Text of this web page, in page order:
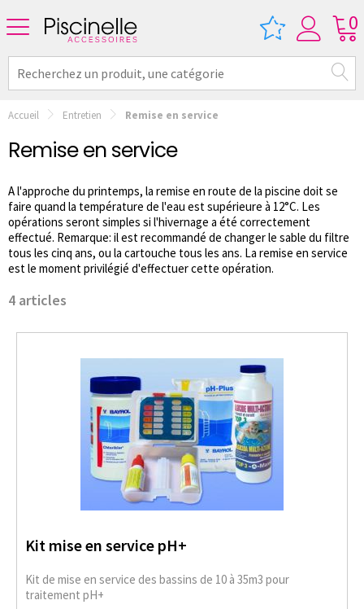
0
Accueil Entretien Remise en service
Remise en service
A l'approche du printemps, la remise en route de la piscine doit se
faire quand la température de l'eau est supérieure à 12°C. Les
opérations seront simples si l'hivernage a été correctement
effectué. Remarque: il est recommandé de changer le sable du filtre
tous les cinq ans, ou la cartouche tous les ans. La remise en service
est le moment privilégié d'effectuer cette opération.
4 articles
Kit mise en service pH+
Kit de mise en service des bassins de 10 à 35m3 pour
traitement pH+